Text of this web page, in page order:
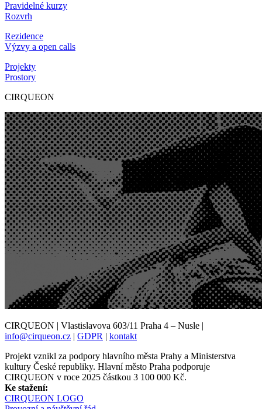
Pravidelné kurzy
Rozvrh
Rezidence
Výzvy a open calls
Projekty
Prostory
CIRQUEON
CIRQUEON | Vlastislavova 603/11 Praha 4 – Nusle |
info@cirqueon.cz | GDPR | kontakt
Projekt vznikl za podpory hlavního města Prahy a Ministerstva
kultury České republiky. Hlavní město Praha podporuje
CIRQUEON v roce 2025 částkou 3 100 000 Kč.
Ke stažení:
CIRQUEON LOGO